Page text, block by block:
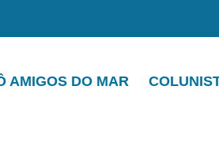
AMIGOS DO MAR